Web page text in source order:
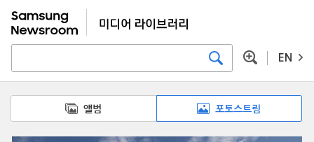
EN
앨범 포토스트림